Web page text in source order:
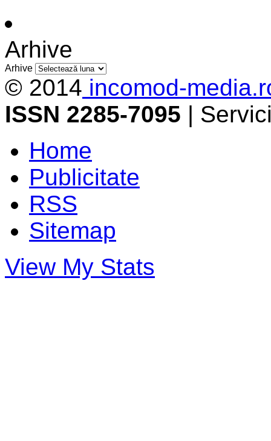
Arhive
Arhive
© 2014 incomod-
ISSN 2285-7095 |
Home
Publicitate
RSS
Sitemap
View My Stats